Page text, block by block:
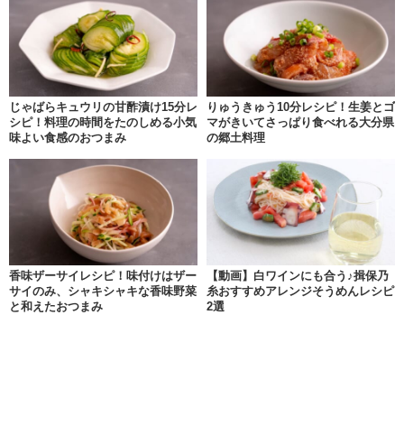
じゃばらキュウリの甘酢漬け15分レ
シピ！料理の時間をたのしめる小気
味よい食感のおつまみ
りゅうきゅう10分レシピ！生姜とゴ
マがきいてさっぱり食べれる大分県
の郷土料理
香味ザーサイレシピ！味付けはザー
サイのみ、シャキシャキな香味野菜
と和えたおつまみ
【動画】白ワインにも合う♪揖保乃
糸おすすめアレンジそうめんレシピ
2選